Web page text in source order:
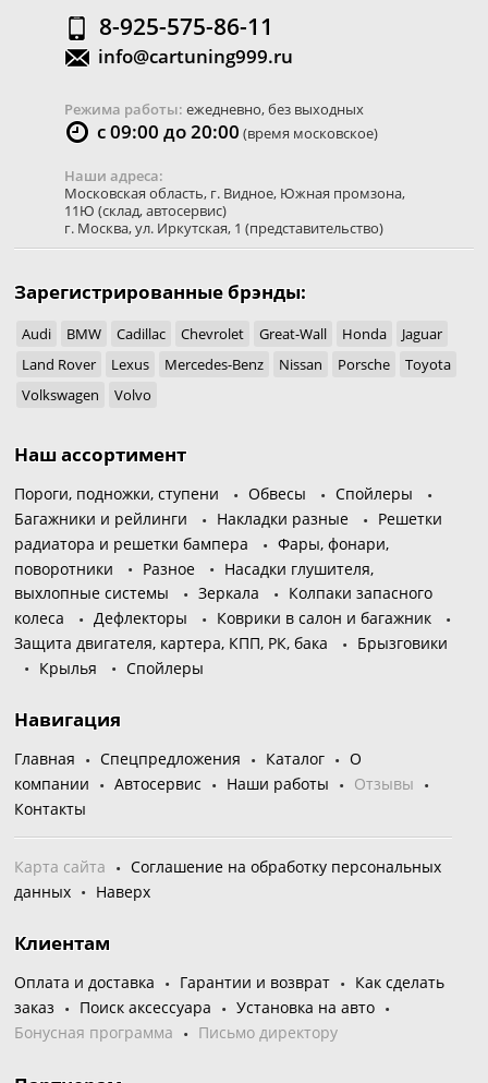
8-925-575-86-11
info@cartuning999.ru
Режима работы: ежедневно, без выходных
с 09:00 до 20:00 (время московское)
Наши адреса:
Московская область, г. Видное, Южная промзона,
11Ю (склад, автосервис)
г. Москва,ул. Иркутская, 1 (представительство)
Зарегистрированные брэнды:
Audi BMW Cadillac Chevrolet Great-Wall Honda
Jaguar
Land Rover
Lexus Mercedes-Benz Nissan Porsche
Toyota
Volkswagen
Volvo
Наш ассортимент
Пороги, подножки, ступени Обвесы
Спойлеры
Багажники и рейлинги
Накладки разные
Решетки
радиатора и решетки бампера
Фары, фонари,
поворотники
Разное
Насадки глушителя,
выхлопные системы
Зеркала
Колпаки запасного
колеса
Дефлекторы
Коврики в салон и багажник
Защита двигателя, картера, КПП, РК, бака
Брызговики
Крылья
Спойлеры
Навигация
Главная Спецпредложения Каталог
О
компании
Автосервис Наши работы
Отзывы
Контакты
Карта сайта
Соглашение на обработку персональных
данных
Наверх
Клиентам
Оплата и доставка Гарантии и возврат
Как сделать
заказ
Поиск аксессуара
Установка на авто
Бонусная программа
Письмо директору